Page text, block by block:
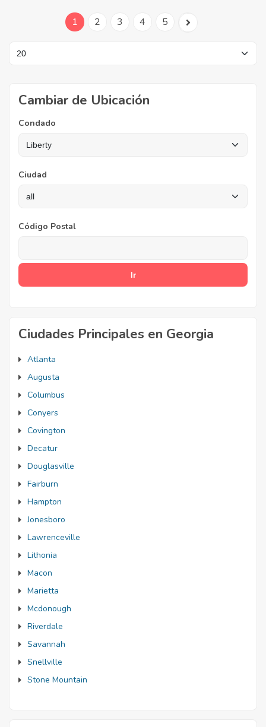
1 2 3 4 5
Cambiar de Ubicación
Condado
Ciudad
Código Postal
Ciudades Principales en Georgia
Atlanta
Augusta
Columbus
Conyers
Covington
Decatur
Douglasville
Fairburn
Hampton
Jonesboro
Lawrenceville
Lithonia
Macon
Marietta
Mcdonough
Riverdale
Savannah
Snellville
Stone Mountain